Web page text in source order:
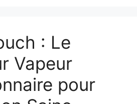
: Le
Vapeur
pour